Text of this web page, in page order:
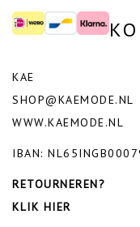
KAE
SHOP@KAEMODE.NL
WWW.KAEMODE.NL
IBAN:
RETOURNEREN?
KLIK HIER